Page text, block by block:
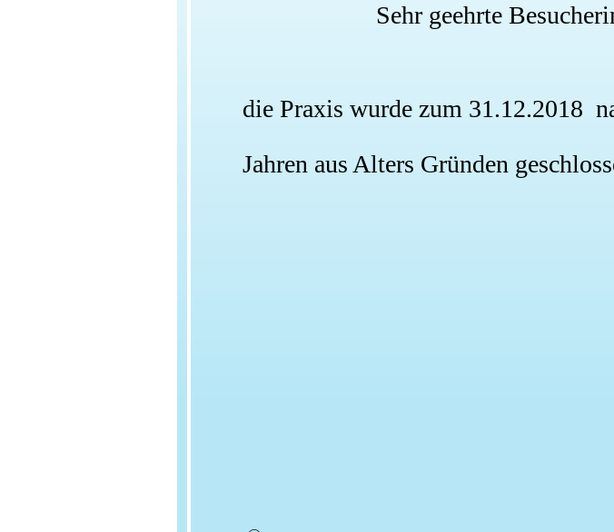
Sehr geehrte
die Praxis wurde zum 31.12.2018
Jahren aus Alters Gründen